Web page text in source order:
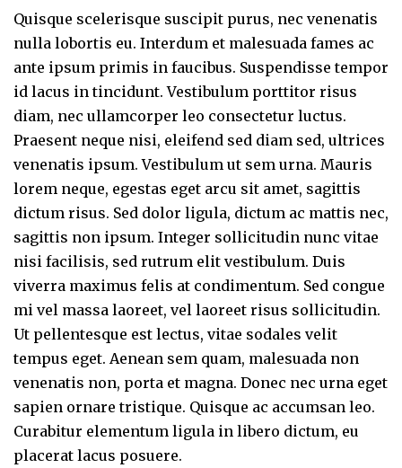
Quisque scelerisque suscipit purus, nec venenatis
nulla lobortis eu. Interdum et malesuada fames ac
ante ipsum primis in faucibus. Suspendisse tempor
id lacus in tincidunt. Vestibulum porttitor risus
diam, nec ullamcorper leo consectetur luctus.
Praesent neque nisi, eleifend sed diam sed, ultrices
venenatis ipsum. Vestibulum ut sem urna. Mauris
lorem neque, egestas eget arcu sit amet, sagittis
dictum risus. Sed dolor ligula, dictum ac mattis nec,
sagittis non ipsum. Integer sollicitudin nunc vitae
nisi facilisis, sed rutrum elit vestibulum. Duis
viverra maximus felis at condimentum. Sed congue
mi vel massa laoreet, vel laoreet risus sollicitudin.
Ut pellentesque est lectus, vitae sodales velit
tempus eget. Aenean sem quam, malesuada non
venenatis non, porta et magna. Donec nec urna eget
sapien ornare tristique. Quisque ac accumsan leo.
Curabitur elementum ligula in libero dictum, eu
placerat lacus posuere.